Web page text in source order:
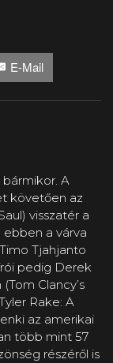
E-Mail
A
követően az
visszatér a
a várva
Tjahjanto
pedig Derek
Clancy’s
Rake: A
az amerikai
több mint 57
részéről is